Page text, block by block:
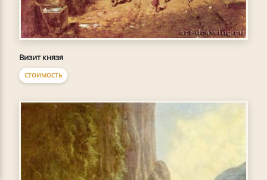
Визит князя
СТОИМОСТЬ